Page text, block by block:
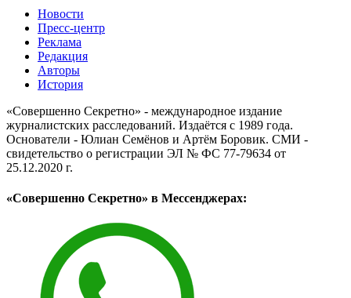
Новости
Пресс-центр
Реклама
Редакция
Авторы
История
«Совершенно Секретно» - международное издание
журналистских расследований. Издаётся с 1989 года.
Основатели - Юлиан Семёнов и Артём Боровик. CМИ -
свидетельство о регистрации ЭЛ № ФС 77-79634 от
25.12.2020 г.
«Совершенно Секретно» в Мессенджерах: